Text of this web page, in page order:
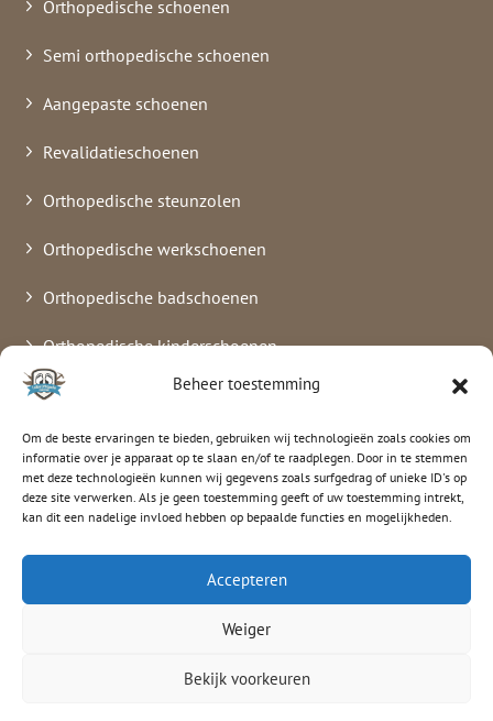
Beheer toestemming
Om de beste ervaringen te bieden, gebruiken wij technologieën zoals cookies om
informatie over je apparaat op te slaan en/of te raadplegen. Door in te stemmen
met deze technologieën kunnen wij gegevens zoals surfgedrag of unieke ID's op
deze site verwerken. Als je geen toestemming geeft of uw toestemming intrekt,
kan dit een nadelige invloed hebben op bepaalde functies en mogelijkheden.
Accepteren
Weiger
Bekijk voorkeuren
Orthopedische schoenen
Semi orthopedische schoenen
Aangepaste schoenen
Revalidatieschoenen
Orthopedische steunzolen
Orthopedische werkschoenen
Orthopedische badschoenen
Orthopedische kinderschoenen
Verbandschoenen
luitenorthopedie
© 2026 Luiten Orthopedie